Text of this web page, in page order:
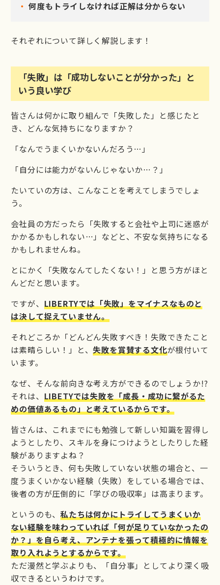
何度もトライしなければ正解は分からない
それぞれについて詳しく解説します！
「失敗」は「成功しないことが分かった」と
いう良い学び
皆さんは何かに取り組んで「失敗した」と感じたと
き、どんな気持ちになりますか？
「なんでうまくいかないんだろう…」
「自分には能力がないんじゃないか…？」
たいていの方は、こんなことを考えてしまうでしょ
う。
会社員の方だったら「失敗すると会社や上司に迷惑が
かかるかもしれない…」などと、不安な気持ちになる
かもしれませんね。
とにかく「失敗なんてしたくない！」と思う方がほと
んどだと思います。
ですが、 LIBERTYでは「失敗」をマイナスなものと
は決して捉えていません。
それどころか「どんどん失敗すべき！失敗できたこと
は素晴らしい！」と、失敗を賞賛する文化が根付いて
います。
なぜ、そんな前向きな考え方ができるのでしょうか!?
それは、 LIBETYでは失敗を「成長・成功に繋がるた
めの価値あるもの」と考えているからです。
皆さんは、これまでにも勉強して新しい知識を習得し
ようとしたり、スキルを身につけようとしたりした経
験がありますよね？
そういうとき、何も失敗していない状態の場合と、一
度うまくいかない経験（失敗）をしている場合では、
後者の方が圧倒的に「学びの吸収率」は高まります。
というのも、私たちは何かにトライしてうまくいか
ない経験を味わっていれば「何が足りていなかったの
か？」を自ら考え、アンテナを張って積極的に情報を
取り入れようとするからです。
ただ漫然と学ぶよりも、「自分事」としてより深く吸
収できるというわけです。